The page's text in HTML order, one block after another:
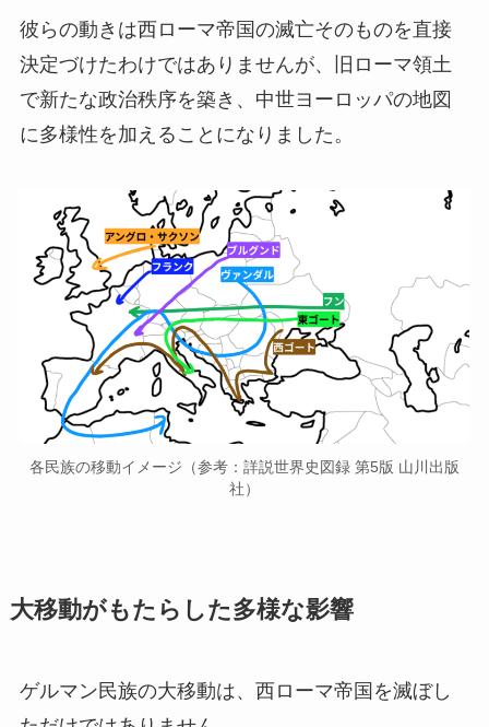
彼らの動きは西ローマ帝国の滅亡そのものを直接
決定づけたわけではありませんが、旧ローマ領土
で新たな政治秩序を築き、中世ヨーロッパの地図
に多様性を加えることになりました。
各民族の移動イメージ（参考：詳説世界史図録 第5版 山川出版
社）
大移動がもたらした多様な影響
ゲルマン民族の大移動は、西ローマ帝国を滅ぼし